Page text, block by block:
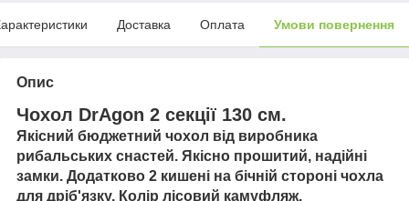
Доставка Оплата Умови повернення
Опис
Чохол DrAgon 2 секції 130 см.
Якісний бюджетний чохол від виробника
рибальських снастей. Якісно прошитий, надійні
замки. Додатково 2 кишені на бічній стороні чохла
для дріб'язку. Колір лісовий камуфляж.